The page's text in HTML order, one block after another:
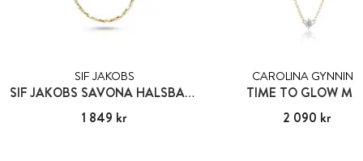
SIF JAKOBS
SIF JAKOBS SAVONA HALSBAND
Pris :1 849 kr
1 849 kr
CAROLINA GYNNING
TIME TO GLOW
Pris :2 090 kr
2 090 kr